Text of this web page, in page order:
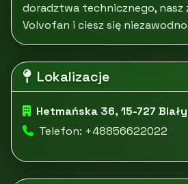
doradztwa technicznego,
Volvofan i ciesz się
Lokalizacje
Hetmańska 36, 15-727
Telefon: +48856622022